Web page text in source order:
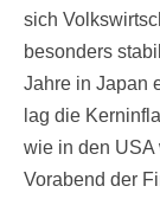
sich
besonders
Jahre in Japan
lag die
wie in den USA
Vorabend der